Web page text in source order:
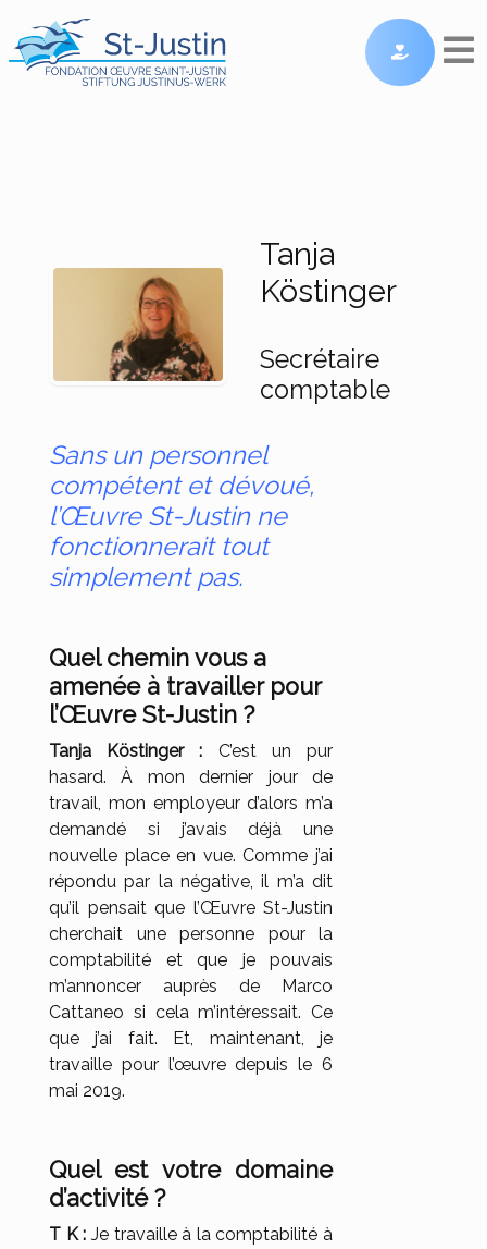
Tanja
Köstinger
Secrétaire
comptable
Sans un personnel
compétent et dévoué,
l’Œuvre St-Justin ne
fonctionnerait tout
simplement pas.
Quel chemin vous a
amenée à travailler pour
l’Œuvre St-Justin ?
Tanja Köstinger : C’est un pur
hasard. À mon dernier jour de
travail, mon employeur d’alors m’a
demandé si j’avais déjà une
nouvelle place en vue. Comme j’ai
répondu par la négative, il m’a dit
qu’il pensait que l’Œuvre St-Justin
cherchait une personne pour la
comptabilité et que je pouvais
m’annoncer auprès de Marco
Cattaneo si cela m’intéressait. Ce
que j’ai fait. Et, maintenant, je
travaille pour l’œuvre depuis le 6
mai 2019.
Quel est votre domaine
d’activité ?
T K : Je travaille à la comptabilité à